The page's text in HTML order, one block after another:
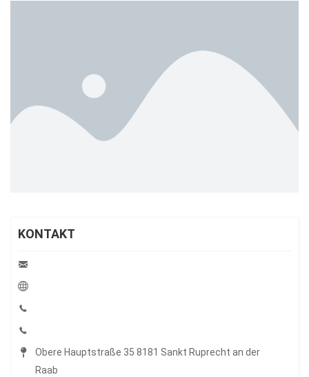
KONTAKT
Obere Hauptstraße 35 8181 Sankt Ruprecht an der
Raab